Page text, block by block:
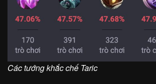
Các tướng khắc chế Taric